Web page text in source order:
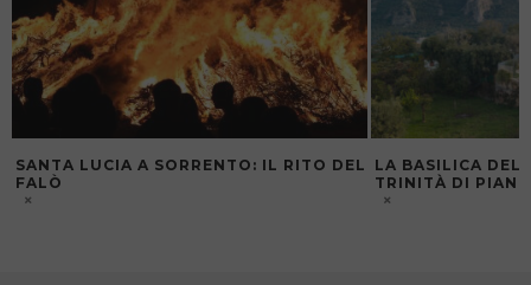
SANTA LUCIA A SORRENTO: IL RITO DEL
FALÒ
LA BASILICA
TRINITÀ DI